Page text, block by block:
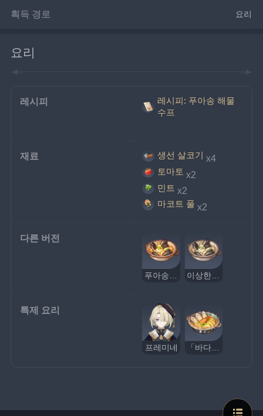
획득 경로 요리
요리
레시피
레시피: 푸아송 해물
수프
재료 생선 살코기 x4
토마토 x2
민트 x2
마코트 풀 x2
다른 버전
특제 요리
프레미네